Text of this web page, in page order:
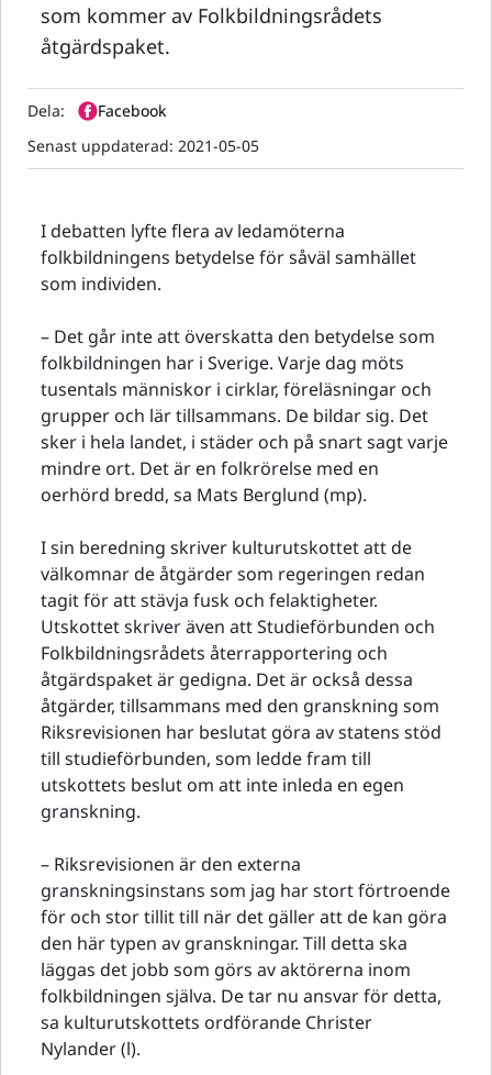
som kommer av Folkbildningsrådets
åtgärdspaket.
Dela:
Facebook
Senast uppdaterad: 2021-05-05
I debatten lyfte flera av ledamöterna
folkbildningens betydelse för såväl samhället
som individen.
– Det går inte att överskatta den betydelse som
folkbildningen har i Sverige. Varje dag möts
tusentals människor i cirklar, föreläsningar och
grupper och lär tillsammans. De bildar sig. Det
sker i hela landet, i städer och på snart sagt varje
mindre ort. Det är en folkrörelse med en
oerhörd bredd, sa Mats Berglund (mp).
I sin beredning skriver kulturutskottet att de
välkomnar de åtgärder som regeringen redan
tagit för att stävja fusk och felaktigheter.
Utskottet skriver även att Studieförbunden och
Folkbildningsrådets återrapportering och
åtgärdspaket är gedigna. Det är också dessa
åtgärder, tillsammans med den granskning som
Riksrevisionen har beslutat göra av statens stöd
till studieförbunden, som ledde fram till
utskottets beslut om att inte inleda en egen
granskning.
– Riksrevisionen är den externa
granskningsinstans som jag har stort förtroende
för och stor tillit till när det gäller att de kan göra
den här typen av granskningar. Till detta ska
läggas det jobb som görs av aktörerna inom
folkbildningen själva. De tar nu ansvar för detta,
sa kulturutskottets ordförande Christer
Nylander (l).